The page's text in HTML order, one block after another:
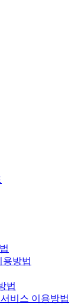
용방법
법
비스 이용방법